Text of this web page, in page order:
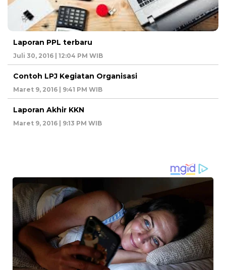
Laporan PPL terbaru
Juli 30, 2016 | 12:04 PM WIB
Contoh LPJ Kegiatan Organisasi
Maret 9, 2016 | 9:41 PM WIB
Laporan Akhir KKN
Maret 9, 2016 | 9:13 PM WIB